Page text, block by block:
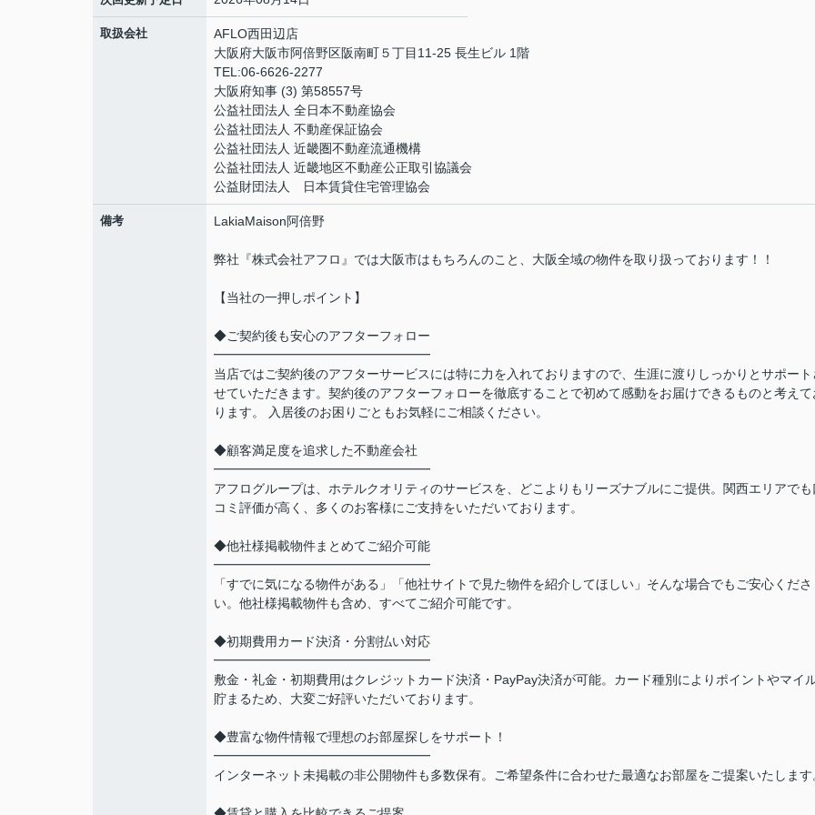
取扱会社
AFLO西田辺店
大阪府大阪市阿倍野区阪南町５丁目11-25 長生ビル 1階
TEL:06-6626-2277
大阪府知事 (3) 第58557号
公益社団法人 全日本不動産協会
公益社団法人 不動産保証協会
公益社団法人 近畿圏不動産流通機構
公益社団法人 近畿地区不動産公正取引協議会
公益財団法人 日本賃貸住宅管理協会
備考 LakiaMaison阿倍野
弊社『株式会社アフロ』では大阪市はもちろんのこと、大阪全域の物件を取り扱っております！！
【当社の一押しポイント】
◆ご契約後も安心のアフターフォロー
━━━━━━━━━━━━━━━━━
当店ではご契約後のアフターサービスには特に力を入れておりますので、生涯に渡りしっかりとサポート
せていただきます。契約後のアフターフォローを徹底することで初めて感動をお届けできるものと考えて
ります。 入居後のお困りごともお気軽にご相談ください。
◆顧客満足度を追求した不動産会社
━━━━━━━━━━━━━━━━━
アフログループは、ホテルクオリティのサービスを、どこよりもリーズナブルにご提供。関西エリアでも
コミ評価が高く、多くのお客様にご支持をいただいております。
◆他社様掲載物件まとめてご紹介可能
━━━━━━━━━━━━━━━━━
「すでに気になる物件がある」「他社サイトで見た物件を紹介してほしい」そんな場合でもご安心くださ
い。他社様掲載物件も含め、すべてご紹介可能です。
◆初期費用カード決済・分割払い対応
━━━━━━━━━━━━━━━━━
敷金・礼金・初期費用はクレジットカード決済・PayPay決済が可能。カード種別によりポイントやマイ
貯まるため、大変ご好評いただいております。
◆豊富な物件情報で理想のお部屋探しをサポート！
━━━━━━━━━━━━━━━━━
インターネット未掲載の非公開物件も多数保有。ご希望条件に合わせた最適なお部屋をご提案いたします